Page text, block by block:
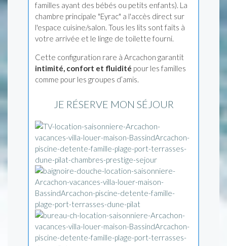
familles ayant des bébés ou petits enfants). La
chambre principale "Eyrac" a l'accès direct sur
l'espace cuisine/salon. Tous les lits sont faits à
votre arrivée et le linge de toilette fourni.
Cette configuration rare à Arcachon garantit
intimité, confort et fluidité pour les familles
comme pour les groupes d’amis.
JE RÉSERVE MON SÉJOUR